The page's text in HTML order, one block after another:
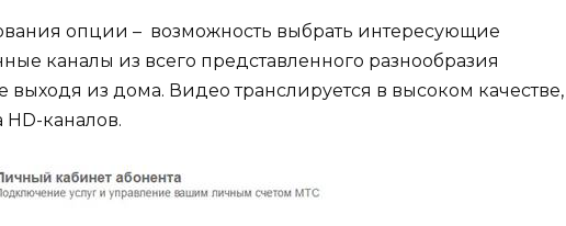
опции – возможность выбрать интересующие
каналы из всего представленного разнообразия
выходя из дома. Видео транслируется в высоком качестве,
каналов.